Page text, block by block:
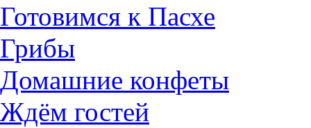
Готовимся к Пасхе
Грибы
Домашние конфеты
Ждём гостей